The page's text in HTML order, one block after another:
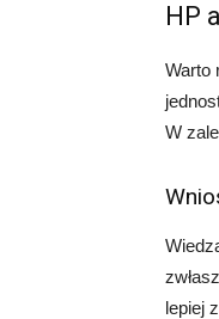
HP
Warto
W
lepiej